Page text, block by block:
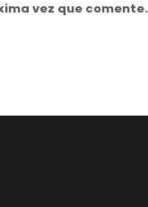
vez que comente.